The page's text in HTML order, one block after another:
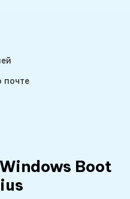
почте
Boot